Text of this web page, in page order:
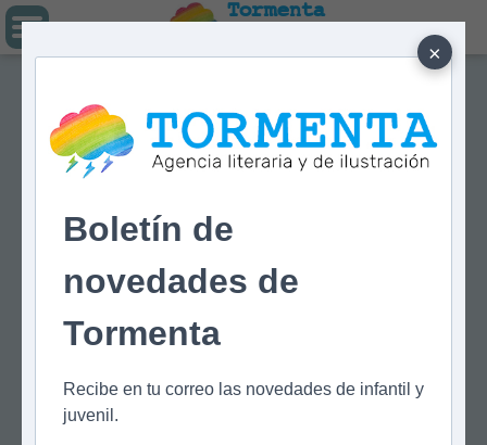
×
Boletín de
novedades de
Tormenta
Recibe en tu correo las novedades de infantil y
juvenil.
Tormenta